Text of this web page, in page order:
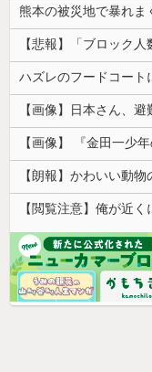
【閲覧注意】俺が近